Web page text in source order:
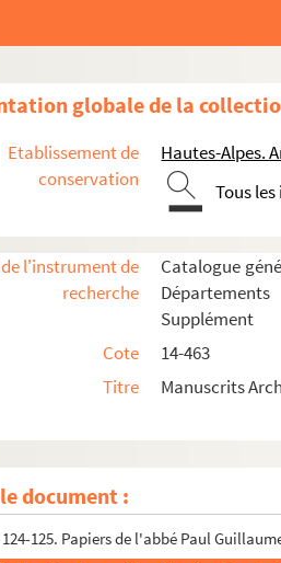
globale de la
Etablissement de
conservation
Hautes-Alpes.
Tous
l'instrument de
recherche
Catalogue
Supplément
Cote
14-463
Titre
Manuscrits
document :
« Comedia », pièce en patois des
110-111. Travaux de l'abbé Gaillaud
(t. I)
114. Histoire de la condamnation de M
Pratique de neuvaine à l'honneur de
« Les nobles et leurs biens dans les
« Historique de Mont-Dauphin », par
Missel d'Embrun (copie du ms H
Traité de droit romain, en latin
« Abrégé historique de l'église et des
124-125. Papiers de l'abbé Paul